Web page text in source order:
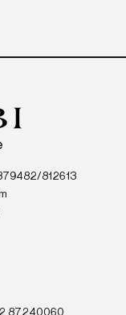
812613
87240060